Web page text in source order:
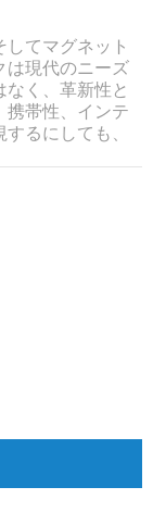
てマグネット
は現代のニーズ
く、革新性と
携帯性、インテ
るにしても、